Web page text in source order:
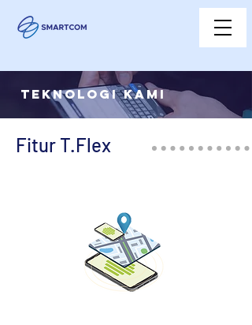
TEKNOLOGI KAMI
Fitur T.Flex